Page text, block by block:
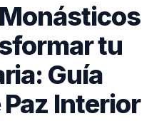
tu
Guía
Interior